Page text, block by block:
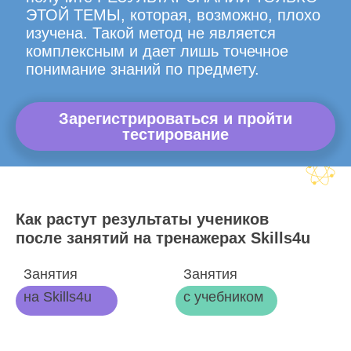
ЭТОЙ ТЕМЫ, которая, возможно, плохо
изучена. Такой метод не является
комплексным и дает лишь точечное
понимание знаний по предмету.
Зарегистрироваться и пройти
тестирование
Как растут результаты учеников
после занятий на тренажерах Skills4u
Занятия
на Skills4u
Занятия
с учебником